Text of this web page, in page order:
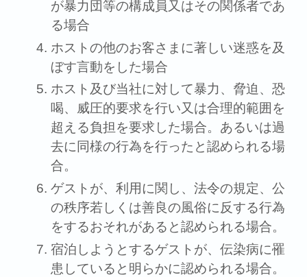
が暴⼒団等の構成員⼜はその関係者であ
る場合
ホストの他のお客さまに著しい迷惑を及
ぼす⾔動をした場合
ホスト及び当社に対して暴⼒、脅迫、恐
喝、威圧的要求を⾏い⼜は合理的範囲を
超える負担を要求した場合。あるいは過
去に同様の⾏為を⾏ったと認められる場
合。
ゲストが、利⽤に関し、法令の規定、公
の秩序若しくは善良の⾵俗に反する⾏為
をするおそれがあると認められる場合。
宿泊しようとするゲストが、伝染病に罹
患していると明らかに認められる場合。